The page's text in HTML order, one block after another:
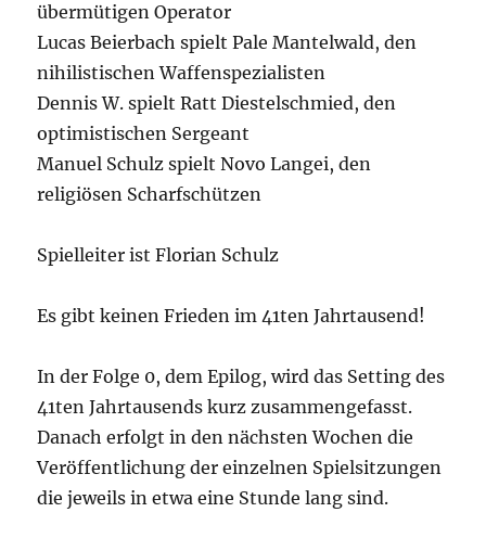
übermütigen Operator
Lucas Beierbach spielt Pale Mantelwald, den
nihilistischen Waffenspezialisten
Dennis W. spielt Ratt Diestelschmied, den
optimistischen Sergeant
Manuel Schulz spielt Novo Langei, den
religiösen Scharfschützen
Spielleiter ist Florian Schulz
Es gibt keinen Frieden im 41ten Jahrtausend!
In der Folge 0, dem Epilog, wird das Setting des
41ten Jahrtausends kurz zusammengefasst.
Danach erfolgt in den nächsten Wochen die
Veröffentlichung der einzelnen Spielsitzungen
die jeweils in etwa eine Stunde lang sind.